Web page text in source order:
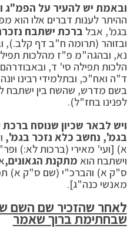
ובאמת יש להעיר על הפמ"ג
ההיתר לענות דברים אלו הוא
בגמ', אבל ברכת ישתבח
ובזוהר (תרומה ח"ב דף קלב.),
נא, ובהגה"מ פ"ז מהלכות
הלכות תפילה סי' ד,
ד"ה ואח"כ, ובתלמידי רבינו
בשם מדרש, שהשח בין ישתבח
לפנינו בחז"ל).
ויש לבאר שכיון שנוסח
בגמ', נחשב כלא נזכר בגמ',
א) [ועי' מאירי (ברכות לא:)
וישתבח הוא מתקנת הגאונים,
ס"ק א) והברכ"י (שם ס"ק א)
מאנשי כנה"ג].
לאחר שהזכיר שם השם
שבחתימת ברוך שאמר